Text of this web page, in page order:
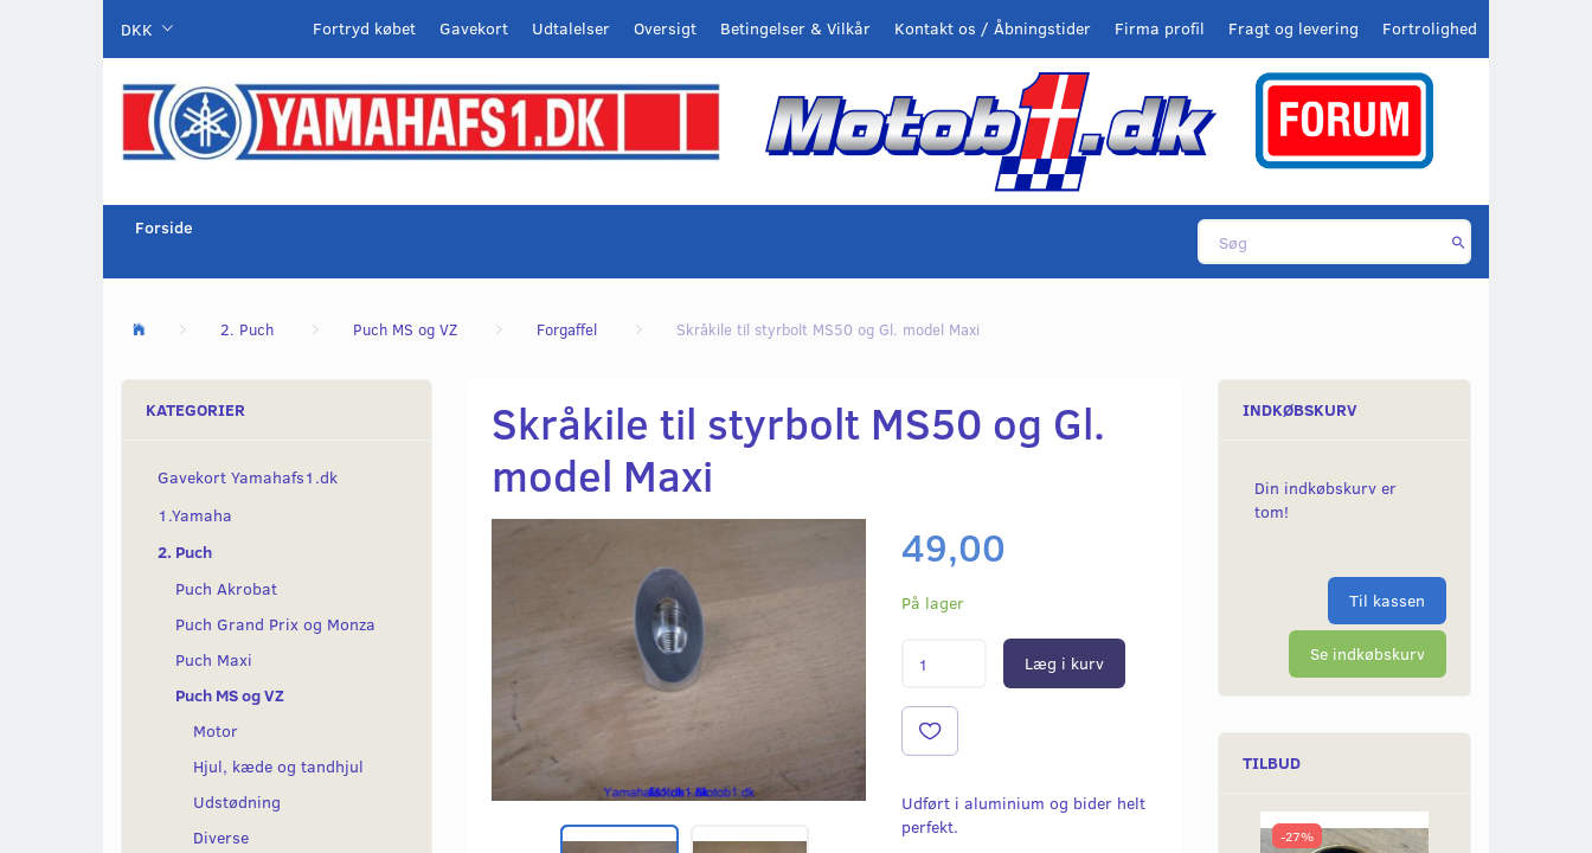
DKK Fortrolighed
Fragt og levering
Firma profil
Kontakt os / Åbningstider
Betingelser & Vilkår
Oversigt
Udtalelser
Gavekort
Fortryd købet
Forside
2. Puch Puch MS og VZ Forgaffel Skråkile til styrbolt MS50 og Gl. model Maxi
KATEGORIER
Gavekort Yamahafs1.dk
1.Yamaha
2. Puch
Puch Akrobat
Puch Grand Prix og Monza
Puch Maxi
Puch MS og VZ
Motor
Hjul, kæde og tandhjul
Udstødning
Diverse
Skråkile til styrbolt MS50 og Gl.
model Maxi
49,00
På lager
Læg i kurv
Udført i aluminium og bider helt
perfekt.
INDKØBSKURV
Din indkøbskurv er
tom!
Til kassen
Se indkøbskurv
TILBUD
-27%